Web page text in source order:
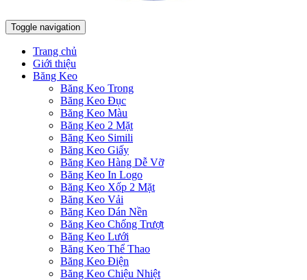
Toggle navigation
Trang chủ
Giới thiệu
Băng Keo
Băng Keo Trong
Băng Keo Đục
Băng Keo Màu
Băng Keo 2 Mặt
Băng Keo Simili
Băng Keo Giấy
Băng Keo Hàng Dễ Vỡ
Băng Keo In Logo
Băng Keo Xốp 2 Mặt
Băng Keo Vải
Băng Keo Dán Nền
Băng Keo Chống Trượt
Băng Keo Lưới
Băng Keo Thể Thao
Băng Keo Điện
Băng Keo Chiệu Nhiệt